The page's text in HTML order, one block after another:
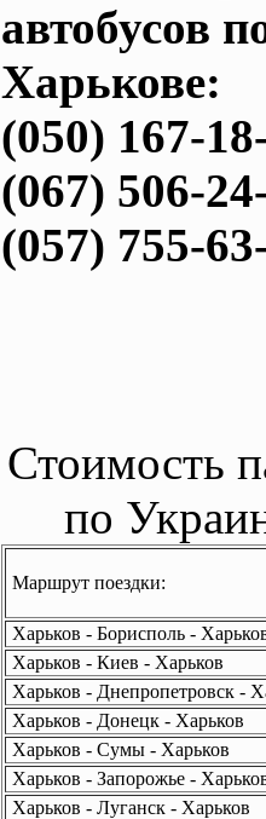
автобусов
Харькове:
(050) 167-
(067) 506-
(057) 755-
Стоимость
по
Маршрут поездки:
Харьков - Борисполь -
Харьков - Киев - Харьков
Харьков - Днепропетровск -
Харьков - Донецк - Харьков
Харьков - Сумы - Харьков
Харьков - Запорожье -
Харьков - Луганск - Харьков